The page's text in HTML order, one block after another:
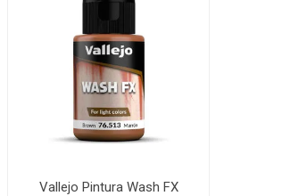
Vallejo Pintura Wash FX